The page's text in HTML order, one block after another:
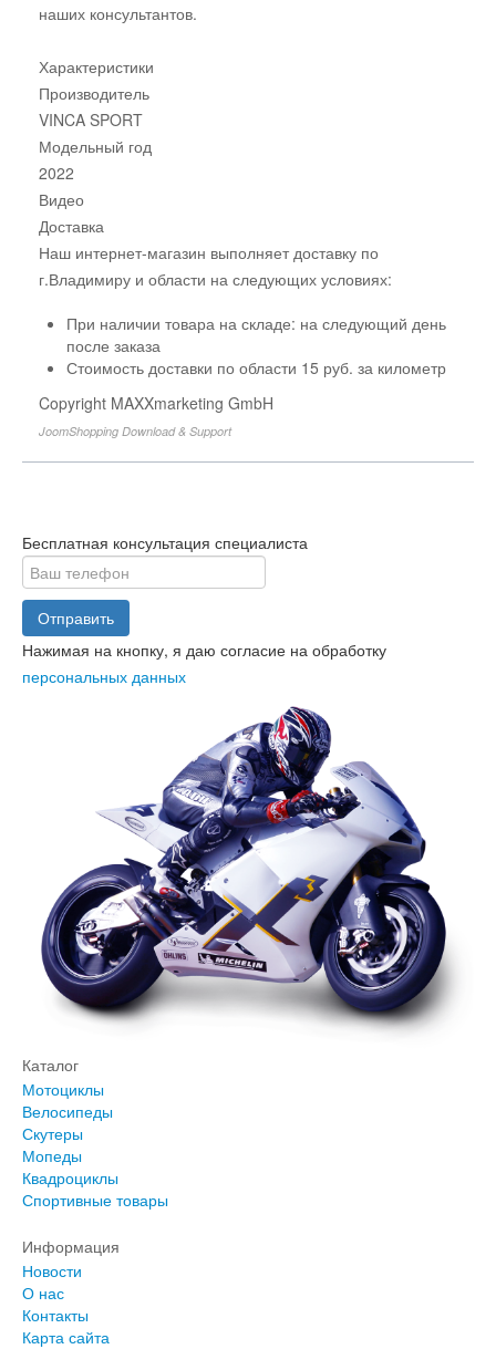
наших консультантов.
Характеристики
Производитель
VINCA SPORT
Модельный год
2022
Видео
Доставка
Наш интернет-магазин выполняет доставку по
г.Владимиру и области на следующих условиях:
При наличии товара на складе: на следующий день
после заказа
Стоимость доставки по области 15 руб. за километр
Copyright MAXXmarketing GmbH
JoomShopping Download & Support
Бесплатная консультация специалиста
Отправить
Нажимая на кнопку, я даю согласие на обработку
персональных данных
Каталог
Мотоциклы
Велосипеды
Скутеры
Мопеды
Квадроциклы
Спортивные товары
Информация
Новости
О нас
Контакты
Карта сайта